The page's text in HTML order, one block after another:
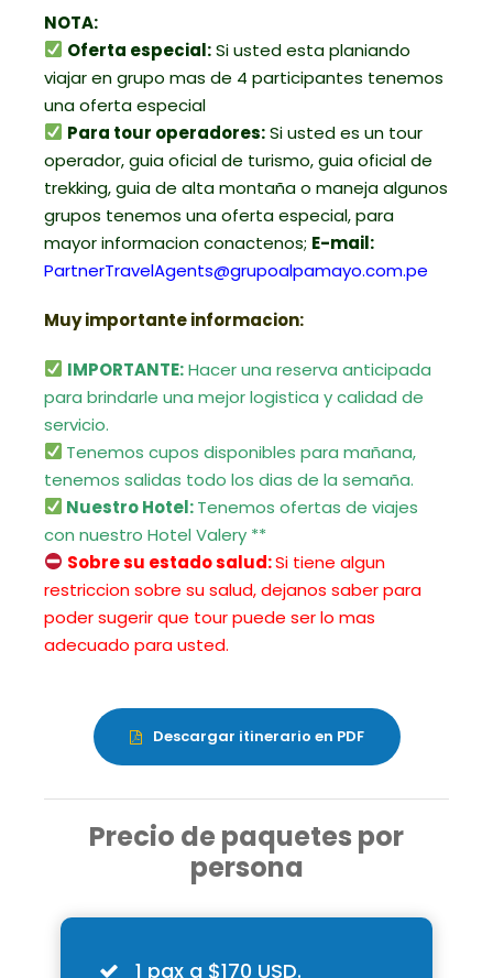
NOTA:
Oferta especial:Si usted esta planiando
viajar en grupo mas de 4 participantes tenemos
una oferta especial
Para tour operadores:Si usted es un tour
operador, guia oficial de turismo, guia oficial de
trekking, guia de alta montaña o maneja algunos
grupos tenemos una oferta especial, para
mayor informacion conactenos; E-mail:
PartnerTravelAgents@grupoalpamayo.com.pe
Muy importante informacion:
IMPORTANTE:Hacer una reserva anticipada
para brindarle una mejor logistica y calidad de
servicio.
Tenemos cupos disponibles para mañana,
tenemos salidas todo los dias de la semaña.
Nuestro Hotel:Tenemos ofertas de viajes
con nuestro Hotel Valery **
Sobre su estado salud:Si tiene algun
restriccion sobre su salud, dejanos saber para
poder sugerir que tour puede ser lo mas
adecuado para usted.
Descargar itinerario en PDF
Precio de paquetes por
persona
1 pax a $170 USD.